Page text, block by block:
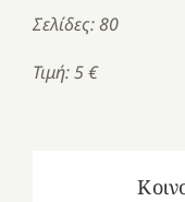
Σελίδες: 80
Τιμή: 5 €